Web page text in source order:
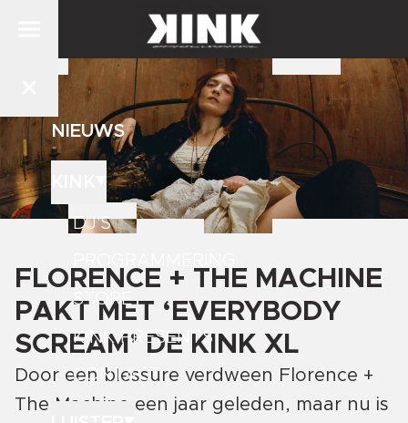
NIEUWS
DJ'S
STORE
KINK PRESENTS
CONTACT
FLORENCE + THE MACHINE
PAKT MET ‘EVERYBODY
SCREAM’ DE KINK XL
Door een blessure verdween Florence +
The Machine een jaar geleden, maar nu is